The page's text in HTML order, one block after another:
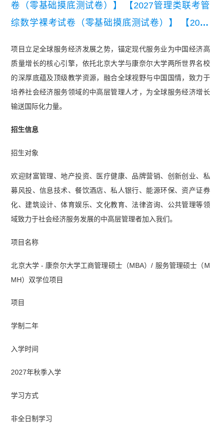
卷（零基础摸底测试卷）】
【2027管理类联考管
综数学裸考试卷（零基础摸底测试卷）】
【2027
卷）】 【2027MBA管综逻辑裸考试卷（零基础摸
底测试卷）】 【2027MBA管综数学裸考试卷（零
基础摸底测试卷）】 【2027MBA英语（二）裸考
试卷（零基础摸底测试卷）】
项目立足全球服务经济发展之势，锚定现代服务业为中国经济高
质量增长的核心引擎，依托北京大学与康奈尔大学两所世界名校
的深厚底蕴及顶级教学资源，融合全球视野与中国国情，致力于
培养社会经济服务领域的中高层管理人才，为全球服务经济增长
输送国际化力量。
招生信息
招生对象
欢迎财富管理、地产投资、医疗健康、品牌营销、创新创业、私
募风投、信息技术、餐饮酒店、私人银行、能源环保、资产证券
化、建筑设计、体育娱乐、文化教育、法律咨询、公共管理等领
域致力于社会经济服务发展的中高层管理者加入我们。
项目名称
北京大学 - 康奈尔大学工商管理硕士（MBA）/ 服务管理硕士（M
MH）双学位项目
项目
学制二年
入学时间
2027年秋季入学
学习方式
非全日制学习